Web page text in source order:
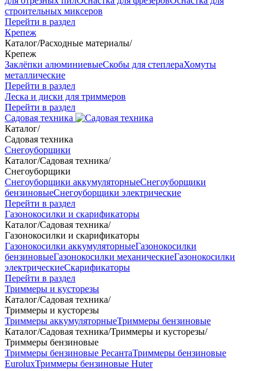
строительных миксеров
Перейти в раздел
Крепеж
Каталог/Расходные материалы/
Крепеж
Заклёпки алюминиевыеСкобы для степлераХомуты
металлические
Перейти в раздел
Леска и диски для триммеров
Перейти в раздел
Садовая техника
Каталог/
Садовая техника
Снегоуборщики
Каталог/Садовая техника/
Снегоуборщики
Снегоуборщики аккумуляторныеСнегоуборщики
бензиновыеСнегоуборщики электрические
Перейти в раздел
Газонокосилки и скарификаторы
Каталог/Садовая техника/
Газонокосилки и скарификаторы
Газонокосилки аккумуляторныеГазонокосилки
бензиновыеГазонокосилки механическиеГазонокосилки
электрическиеСкарификаторы
Перейти в раздел
Триммеры и кусторезы
Каталог/Садовая техника/
Триммеры и кусторезы
Триммеры аккумуляторныеТриммеры бензиновые
Каталог/Садовая техника/Триммеры и кусторезы/
Триммеры бензиновые
Триммеры бензиновые РесантаТриммеры бензиновые
EuroluxТриммеры бензиновые Huter